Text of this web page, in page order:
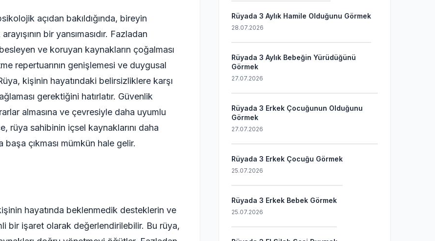
açıdan bakıldığında, bireyin
bir yansımasıdır. Fazladan
ve koruyan kaynakların çoğalması
repertuarının genişlemesi ve duygusal
kişinin hayatındaki belirsizliklere karşı
gerektiğini hatırlatır. Güvenlik
almasına ve çevresiyle daha uyumlu
rüya sahibinin içsel kaynaklarını daha
çıkması mümkün hale gelir.
hayatında beklenmedik desteklerin ve
bir işaret olarak değerlendirilebilir. Bu rüya,
Rüyada 3 Aylık Hamile Olduğunu Görmek
28.07.2026
Rüyada 3 Aylık Bebeğin Yürüdüğünü
Görmek
27.07.2026
Rüyada 3 Erkek Çocuğunun Olduğunu
Görmek
27.07.2026
Rüyada 3 Erkek Çocuğu Görmek
25.07.2026
Rüyada 3 Erkek Bebek Görmek
25.07.2026